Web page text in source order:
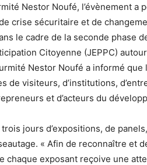
Nestor Noufé, l’évènement a
crise sécuritaire et de
le cadre de la seconde phase
Citoyenne (JEPPC)
Nestor Noufé a informé que
de visiteurs, d’institutions,
et d’acteurs du
jours d’expositions, de
« Afin de reconnaître et
exposant reçoive une